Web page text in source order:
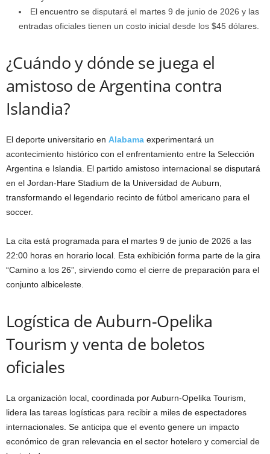
El encuentro se disputará el martes 9 de junio de 2026 y las
entradas oficiales tienen un costo inicial desde los $45 dólares.
¿Cuándo y dónde se juega el
amistoso de Argentina contra
Islandia?
El deporte universitario en Alabama experimentará un
acontecimiento histórico con el enfrentamiento entre la Selección
Argentina e Islandia. El partido amistoso internacional se disputará
en el Jordan-Hare Stadium de la Universidad de Auburn,
transformando el legendario recinto de fútbol americano para el
soccer.
La cita está programada para el martes 9 de junio de 2026 a las
22:00 horas en horario local. Esta exhibición forma parte de la gira
“Camino a los 26”, sirviendo como el cierre de preparación para el
conjunto albiceleste.
Logística de Auburn-Opelika
Tourism y venta de boletos
oficiales
La organización local, coordinada por Auburn-Opelika Tourism,
lidera las tareas logísticas para recibir a miles de espectadores
internacionales. Se anticipa que el evento genere un impacto
económico de gran relevancia en el sector hotelero y comercial de